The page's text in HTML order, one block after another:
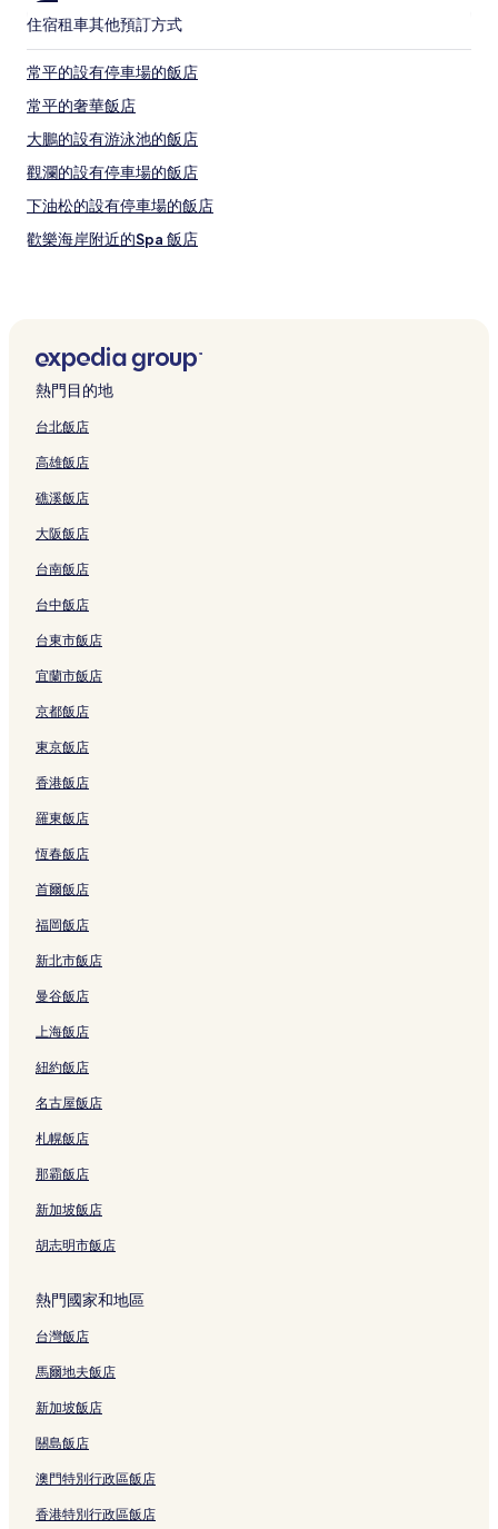
尋
到
的
價
格。
價
格
和
供
情
況
可
變
動，
可
受
到
其
他
款
制。
住宿租車其他預訂方式
常平的設有停車場的飯店
常平的奢華飯店
大鵬的設有游泳池的飯店
觀瀾的設有停車場的飯店
下油松的設有停車場的飯店
歡樂海岸附近的Spa 飯店
深圳的提供免費早餐的飯店
深圳的Spa 飯店
深圳的高爾夫飯店
深圳的設有廚房的飯店
深圳的設有游泳池的飯店
深圳的設有健身中心的飯店
深圳的設有停車場的飯店
深圳的平價飯店
深圳的親子飯店
深圳的寵物友善飯店
深圳的性別友善飯店
大梅沙海濱公園附近的海灘飯店
大梅沙海濱公園附近的Spa 飯店
鹽田區的平價飯店
大朗的設有停車場的飯店
橫崗的設有停車場的飯店
梧桐山附近的Spa 飯店
梧桐山附近的奢華飯店
淡水的商務飯店
淡水的設有停車場的飯店
淡水的平價飯店
深圳中心公園附近的提供免費早餐的飯店
深圳中心公園附近的Spa 飯店
深圳中心公園附近的平價飯店
深圳的旅館
深圳的飯店式公寓
深圳的青年旅館
大梅沙海濱公園的旅館
大鵬的旅館
熱門目的地
台北飯店
高雄飯店
礁溪飯店
大阪飯店
台南飯店
台中飯店
台東市飯店
宜蘭市飯店
京都飯店
東京飯店
香港飯店
羅東飯店
恆春飯店
首爾飯店
福岡飯店
新北市飯店
曼谷飯店
上海飯店
紐約飯店
名古屋飯店
札幌飯店
那霸飯店
新加坡飯店
胡志明市飯店
熱門國家和地區
台灣飯店
馬爾地夫飯店
新加坡飯店
關島飯店
澳門特別行政區飯店
香港特別行政區飯店